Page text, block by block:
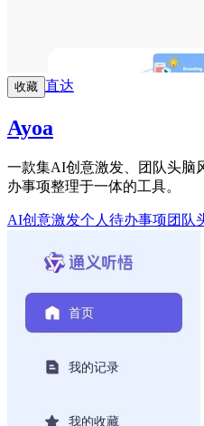
收藏 直达
Ayoa
一款集AI创意激发、团队头脑
办事项整理于一体的工具。
AI创意激发个人待办事项团队